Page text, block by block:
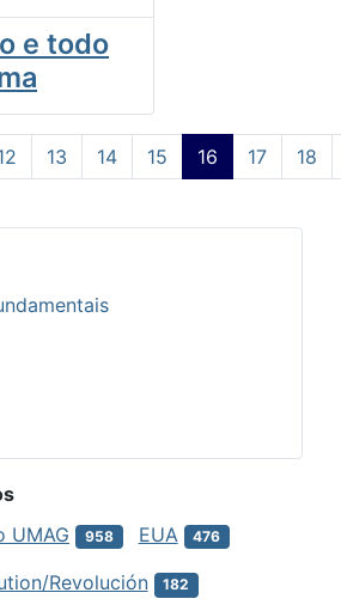
e todo
Pág. 16 de 24
13 14 15 16 17 18
UMAG
958 EUA 476
Revolución 182